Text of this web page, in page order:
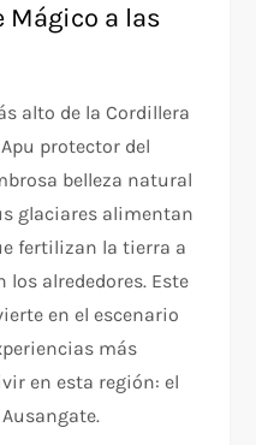
Mágico a las
alto de la Cordillera
protector del
belleza natural
glaciares alimentan
fertilizan la tierra a
los alrededores. Este
en el escenario
más
en esta región: el